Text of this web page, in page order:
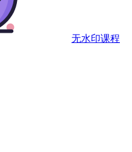
无水印课程